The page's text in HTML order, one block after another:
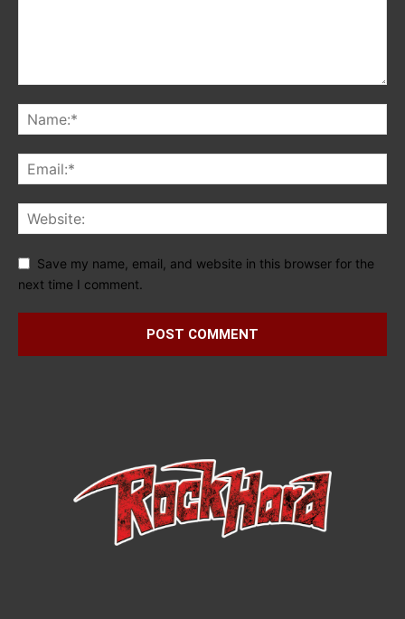
Save my name, email, and website in this browser for the
next time I comment.